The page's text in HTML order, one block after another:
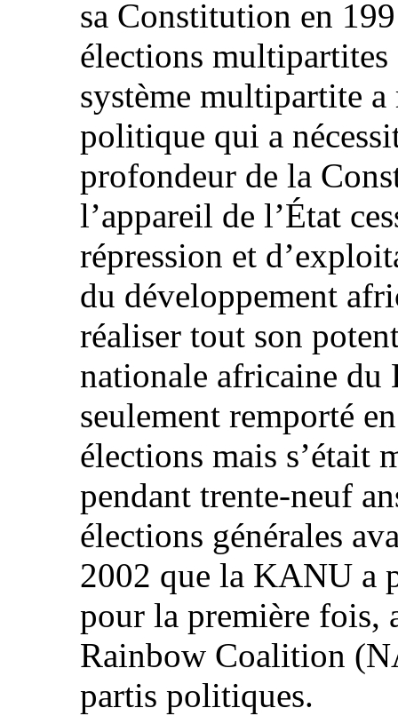
sa Constitution en
élections multipartites
système multipartite
politique qui a
profondeur de la
l’appareil de l’État
répression et
du développement
réaliser tout son
nationale africaine
seulement remporté
élections mais s’était
pendant trente-neuf
élections générales
2002 que la KANU a
pour la première fois,
Rainbow Coalition
partis politiques.